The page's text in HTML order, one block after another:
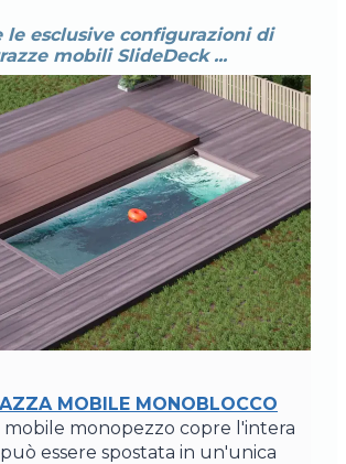
le esclusive configurazioni di
mobili SlideDeck ...
MOBILE MONOBLOCCO
mobile monopezzo copre l'intera
essere spostata in un'unica